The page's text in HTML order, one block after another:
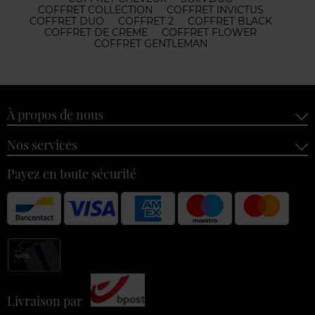
COFFRET COLLECTION
COFFRET INVICTUS
COFFRET DUO
COFFRET 2
COFFRET BLACK
COFFRET DE CREME
COFFRET FLOWER
COFFRET GENTLEMAN
À propos de nous
Nos services
Payez en toute sécurité
Livraison par